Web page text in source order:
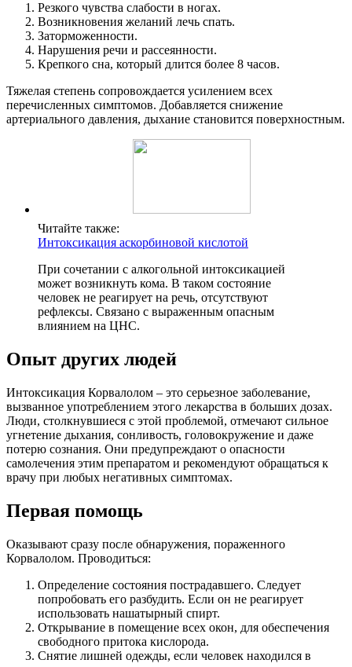
Резкого чувства слабости в ногах.
Возникновения желаний лечь спать.
Заторможенности.
Нарушения речи и рассеянности.
Крепкого сна, который длится более 8 часов.
Тяжелая степень сопровождается усилением всех
перечисленных симптомов. Добавляется снижение
артериального давления, дыхание становится поверхностным.
Читайте также:
Интоксикация аскорбиновой кислотой
При сочетании с алкогольной интоксикацией
может возникнуть кома. В таком состояние
человек не реагирует на речь, отсутствуют
рефлексы. Связано с выраженным опасным
влиянием на ЦНС.
Опыт других людей
Интоксикация Корвалолом – это серьезное заболевание,
вызванное употреблением этого лекарства в больших дозах.
Люди, столкнувшиеся с этой проблемой, отмечают сильное
угнетение дыхания, сонливость, головокружение и даже
потерю сознания. Они предупреждают о опасности
самолечения этим препаратом и рекомендуют обращаться к
врачу при любых негативных симптомах.
Первая помощь
Оказывают сразу после обнаружения, пораженного
Корвалолом. Проводиться:
Определение состояния пострадавшего. Следует
попробовать его разбудить. Если он не реагирует
использовать нашатырный спирт.
Открывание в помещение всех окон, для обеспечения
свободного притока кислорода.
Снятие лишней одежды, если человек находился в